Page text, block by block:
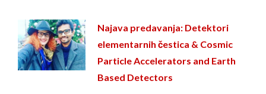
Najava predavanja: Detektori
elementarnih čestica & Cosmic
Particle Accelerators and Earth
Based Detectors